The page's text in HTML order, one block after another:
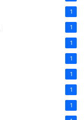
1
1
1
1
1
1
1